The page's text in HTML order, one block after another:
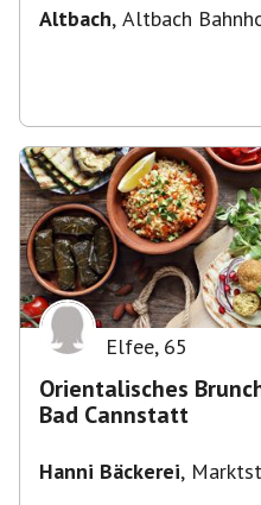
Altbach, Altbach
Elfee, 65
Orientalisches
Bad Cannstatt
Hanni Bäckerei,